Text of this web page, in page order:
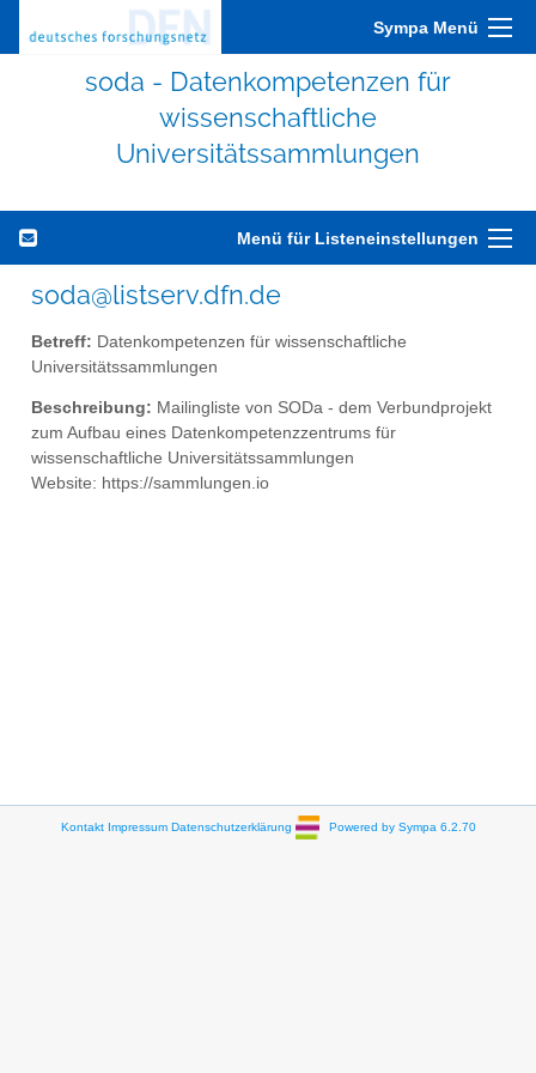
Sympa Menü
soda - Datenkompetenzen für
wissenschaftliche
Universitätssammlungen
Menü für Listeneinstellungen
soda@listserv.dfn.de
Betreff: Datenkompetenzen für wissenschaftliche
Universitätssammlungen
Beschreibung: Mailingliste von SODa - dem Verbundprojekt
zum Aufbau eines Datenkompetenzzentrums für
wissenschaftliche Universitätssammlungen
Website: https://sammlungen.io
Kontakt Impressum Datenschutzerklärung Powered by Sympa 6.2.70